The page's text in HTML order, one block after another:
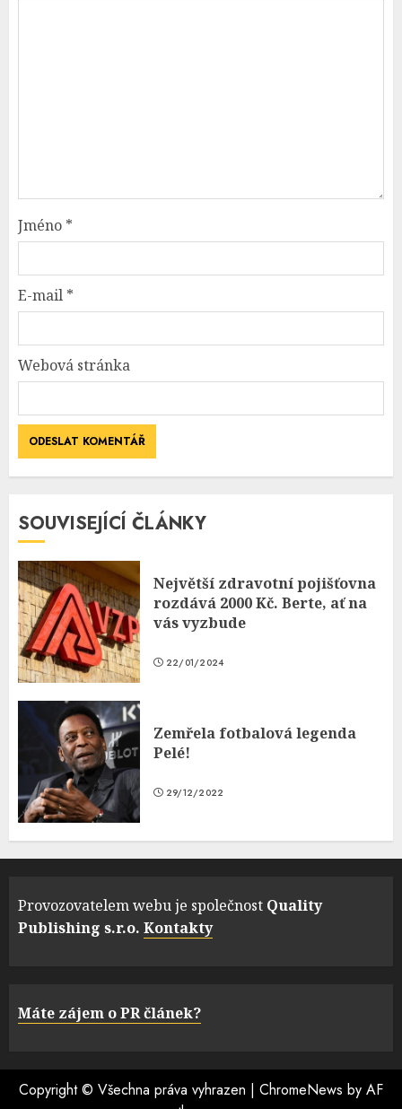
Jméno *
E-mail *
Webová stránka
SOUVISEJÍCÍ ČLÁNKY
Největší zdravotní pojišťovna
rozdává 2000 Kč. Berte, ať na
vás vyzbude
22/01/2024
Zemřela fotbalová legenda
Pelé!
29/12/2022
Provozovatelem webu je společnost Quality
Publishing s.r.o. Kontakty
Máte zájem o PR článek?
Copyright © Všechna práva vyhrazen | ChromeNews by AF